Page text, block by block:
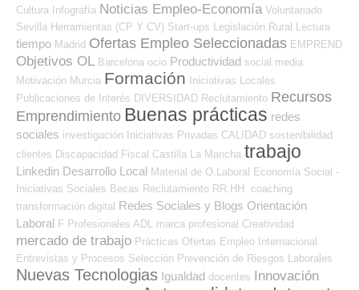
Cultura Infografía Noticias Empleo-Economía Voluntariado
Sevilla Herramientas (CP Y CV) Start-ups Legislación Rural Lectura
tiempo Madrid Ofertas Empleo Seleccionadas EMPREND
Objetivos OL Barcelona ocio Productividad social media
Motivación Murcia Formación
Iniciativas Locales
Publicaciones de Interés DIVERSIDAD Reclutamiento Recursos
Emprendimiento Buenas prácticas redes
sociales investigación Iniciativas Privadas CALIDAD sostenibilidad
clientes Discapacidad Fiscal Castilla La Mancha trabajo
Linkedin Desarrollo Local Material de O.Laboral Economía Social -
Iniciativas Sociales Becas Reclutamiento RR.HH. coaching
transformación digital Redes Sociales y Blogs Orientación
Laboral F Profesionales ADL marca profesional Creatividad
mercado de trabajo Prácticas Ofertas Empleo Internacional
Entrevistas y Procesos Selección Prevención de Riesgos Laborales
Nuevas Tecnologias Igualdad docentes Innovación